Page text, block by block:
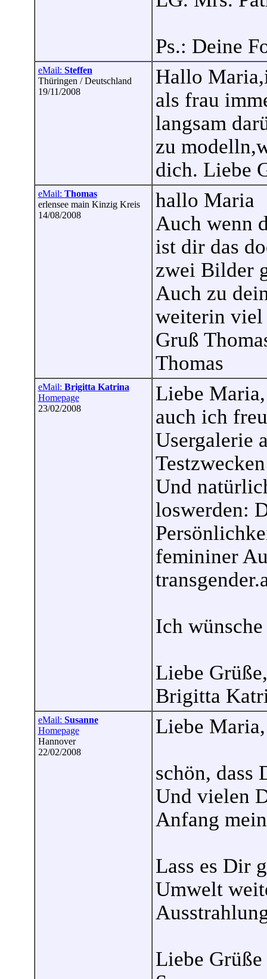
Ps.: Deine
eMail: Steffen
Thüringen / Deutschland
19/11/2008
Hallo
als frau
langsam
zu
dich. Liebe
eMail: Thomas
erlensee main Kinzig Kreis
14/08/2008
hallo Maria
Auch wenn
ist dir das
zwei Bilder
Auch zu
weiterin
Gruß
Thomas
eMail: Brigitta Katrina
Homepage
23/02/2008
Liebe Maria,
auch ich
Usergalerie
Und
loswerden:
femininer
Ich
Liebe Grüße,
Brigitta
eMail: Susanne
Homepage
Hannover
22/02/2008
Liebe Maria,
schön, dass
Und vielen
Anfang
Lass es Dir
Umwelt
Liebe Grüße